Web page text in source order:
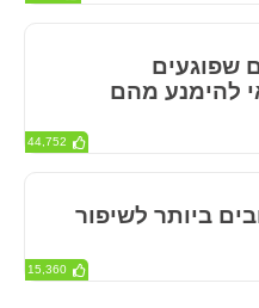
שפוגעים
להימנע מהם
44,752
ביותר לשיפור
15,360